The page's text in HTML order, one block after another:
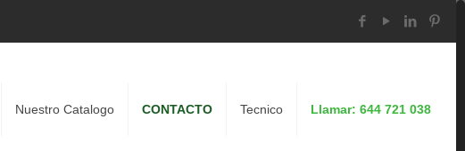
Nuestro Catalogo CONTACTO Tecnico Llamar: 644 721 038